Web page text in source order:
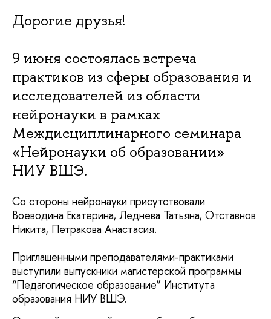
Дорогие друзья!
9 июня состоялась встреча
практиков из сферы образования и
исследователей из области
нейронауки в рамках
Междисциплинарного семинара
«Нейронауки об образовании»
НИУ ВШЭ.
Со стороны нейронауки присутствовали
Воеводина Екатерина, Леднева Татьяна, Отставнов
Никита, Петракова Анастасия.
Приглашенными преподавателями-практиками
выступили выпускники магистерской программы
“Педагогическое образование” Института
образования НИУ ВШЭ.